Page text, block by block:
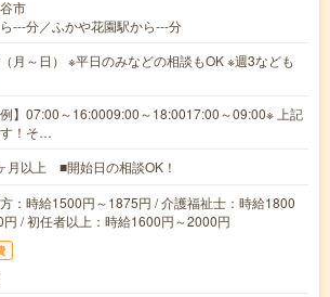
市
---分／ふかや花園駅から---分
月～日） ※平日のみなどの相談もOK ※週3なども
例】07:00～16:0009:00～18:0017:00～09:00※ 上記
！そ…
月以上 ■開始日の相談OK！
：時給1500円～1875円 / 介護福祉士：時給1800
円 / 初任者以上：時給1600円～2000円